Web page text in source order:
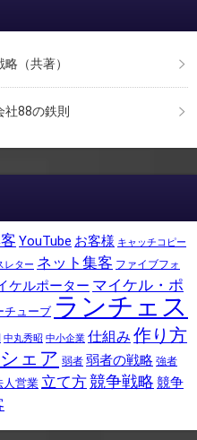
（共著）
88の鉄則
YouTube お客様 キャッチコピー
レター ネット集客 ファイブフォ
ケルポーター マイケル・ポ
チューブ ランチェス
中丸秀昭 中小企業 仕組み 作り方
ェア 弱者 弱者の戦略 強者
人営業 立て方競争戦略 競争